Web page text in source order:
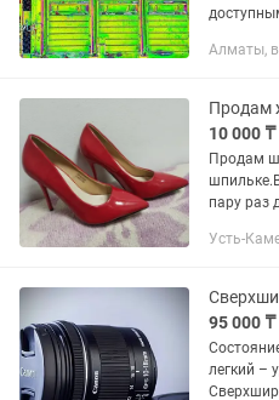
офисов,
Алматы,
Продам
10 000 ₸
Продам
пару раз
Усть-
95 000 ₸
Состояние как
легкий –